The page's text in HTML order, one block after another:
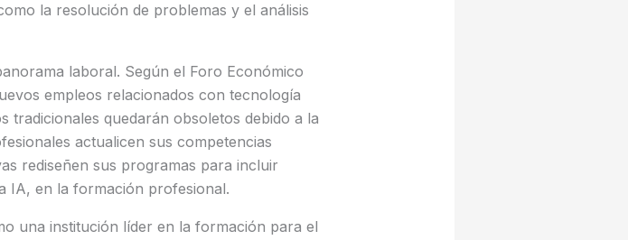
la resolución de problemas y el análisis
laboral. Según el Foro Económico
empleos relacionados con tecnología
tradicionales quedarán obsoletos debido a la
actualicen sus competencias
rediseñen sus programas para incluir
IA, en la formación profesional.
una institución líder en la formación para el